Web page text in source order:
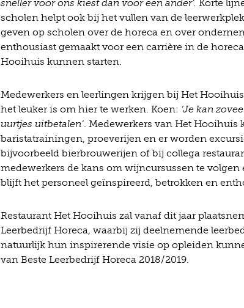
sneller voor ons kiest dan voor een ander’. Korte
scholen helpt ook bij het vullen van de
geven op scholen over de horeca en over
enthousiast gemaakt voor een carrière in de
Hooihuis kunnen starten.
Medewerkers en leerlingen krijgen bij Het Hooihuis
het leuker is om hier te werken. Koen: ‘Je kan
uurtjes uitbetalen’. Medewerkers van Het Hooihuis
baristatrainingen, proeverijen en er worden
bijvoorbeeld bierbrouwerijen of bij collega
medewerkers de kans om wijncursussen te volgen
blijft het personeel geïnspireerd, betrokken en
Restaurant Het Hooihuis zal vanaf dit jaar
Leerbedrijf Horeca, waarbij zij deelnemende
natuurlijk hun inspirerende visie op opleiden
van Beste Leerbedrijf Horeca 2018/2019.